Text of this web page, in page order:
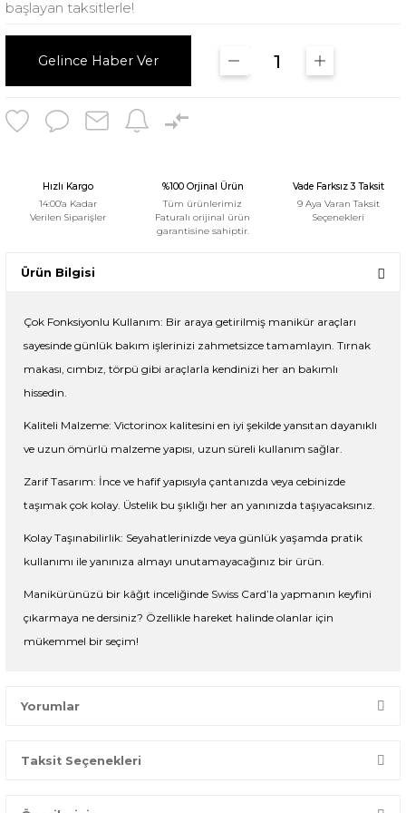
başlayan taksitlerle!
Gelince Haber Ver
Hızlı Kargo
14:00'a Kadar
Verilen Siparişler
%100 Orjinal Ürün
Tüm ürünlerimiz
Faturalı orijinal ürün
garantisine sahiptir.
Vade Farksız 3 Taksit
9 Aya Varan Taksit
Seçenekleri
Ürün Bilgisi
Çok Fonksiyonlu Kullanım: Bir araya getirilmiş manikür araçları
sayesinde günlük bakım işlerinizi zahmetsizce tamamlayın. Tırnak
makası, cımbız, törpü gibi araçlarla kendinizi her an bakımlı
hissedin.
Kaliteli Malzeme: Victorinox kalitesini en iyi şekilde yansıtan dayanıklı
ve uzun ömürlü malzeme yapısı, uzun süreli kullanım sağlar.
Zarif Tasarım: İnce ve hafif yapısıyla çantanızda veya cebinizde
taşımak çok kolay. Üstelik bu şıklığı her an yanınızda taşıyacaksınız.
Kolay Taşınabilirlik: Seyahatlerinizde veya günlük yaşamda pratik
kullanımı ile yanınıza almayı unutamayacağınız bir ürün.
Manikürünüzü bir kâğıt inceliğinde Swiss Card’la yapmanın keyfini
çıkarmaya ne dersiniz? Özellikle hareket halinde olanlar için
mükemmel bir seçim!
Yorumlar
Bir dakikanızı ayırın, yorumunuzla başkalarının doğru seçim
Taksit Seçenekleri